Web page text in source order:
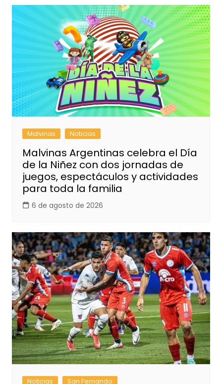
Malvinas Noticias
Malvinas Argentinas celebra el Día
de la Niñez con dos jornadas de
juegos, espectáculos y actividades
para toda la familia
6 de agosto de 2026
Noticias San Fernando